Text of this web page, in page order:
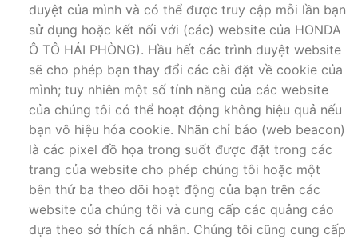
duyệt của mình và có thể được truy cập mỗi lần bạn
sử dụng hoặc kết nối với (các) website của HONDA
Ô TÔ HẢI PHÒNG). Hầu hết các trình duyệt website
sẽ cho phép bạn thay đổi các cài đặt về cookie của
mình; tuy nhiên một số tính năng của các website
của chúng tôi có thể hoạt động không hiệu quả nếu
bạn vô hiệu hóa cookie. Nhãn chỉ báo (web beacon)
là các pixel đồ họa trong suốt được đặt trong các
trang của website cho phép chúng tôi hoặc một
bên thứ ba theo dõi hoạt động của bạn trên các
website của chúng tôi và cung cấp các quảng cáo
dựa theo sở thích cá nhân. Chúng tôi cũng cung cấp